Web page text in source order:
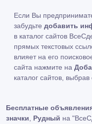
Если Вы
забудьте добавить
в каталог сайтов
прямых текстовых
влияет на его
сайта нажмите на
каталог сайтов, выбрав
Бесплатные
значки
Рудный на